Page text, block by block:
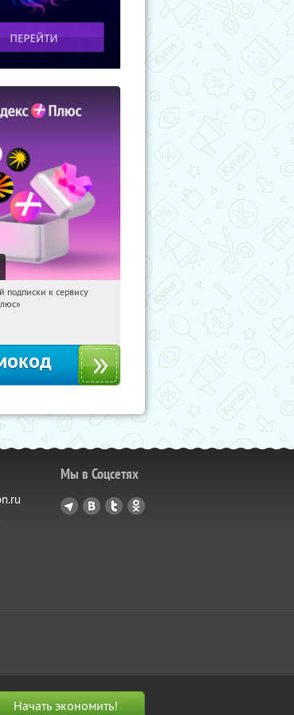
Получили:
подписки к сервису
Мы в Соцсетях